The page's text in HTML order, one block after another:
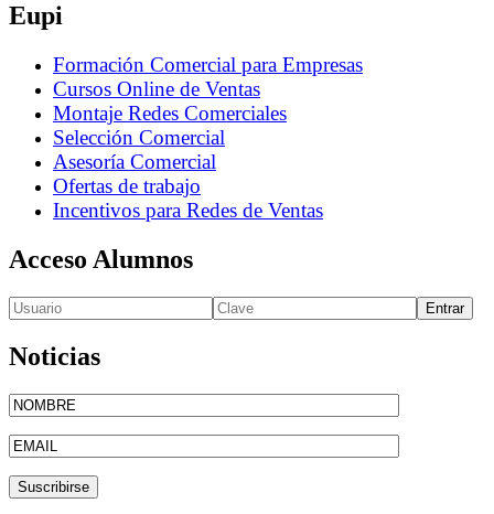
Eupi
Formación Comercial para Empresas
Cursos Online de Ventas
Montaje Redes Comerciales
Selección Comercial
Asesoría Comercial
Ofertas de trabajo
Incentivos para Redes de Ventas
Acceso Alumnos
Entrar
Noticias